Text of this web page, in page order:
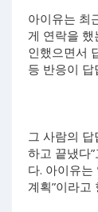
아이유는 최
게 연락을
인했으면서
등 반응이 답
그 사람의
하고 끝냈다
다. 아이유는
계획”이라고